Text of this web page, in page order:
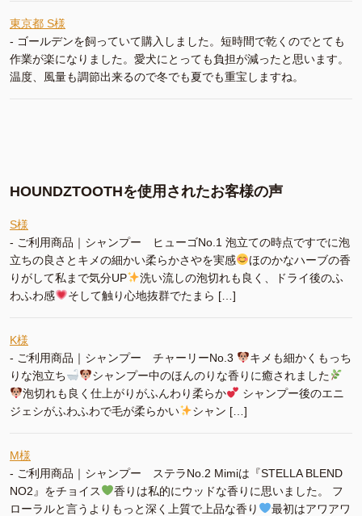
東京都 S様
- ゴールデンを飼っていて購入しました。短時間で乾くのでとても
作業が楽になりました。愛犬にとっても負担が減ったと思います。
温度、風量も調節出来るので冬でも夏でも重宝しますね。
HOUNDZTOOTHを使用されたお客様の声
S様
- ご利用商品｜シャンプー ヒューゴNo.1 泡立ての時点ですでに泡
立ちの良さとキメの細かい柔らかさやを実感
ほのかなハーブの香
りがして私まで気分UP
洗い流しの泡切れも良く、ドライ後のふ
わふわ感
そして触り心地抜群でたまら […]
K様
- ご利用商品｜シャンプー チャーリーNo.3
キメも細かくもっち
りな泡立ち
シャンプー中のほんのりな香りに癒されました
泡切れも良く仕上がりがふんわり柔らか
シャンプー後のエニ
ジェシがふわふわで毛が柔らかい
シャン […]
M様
- ご利用商品｜シャンプー ステラNo.2 Mimiは『STELLA BLEND
NO2』をチョイス
香りは私的にウッドな香りに思いました。 フ
ローラルと言うよりもっと深く上質で上品な香り
最初はアワアワ